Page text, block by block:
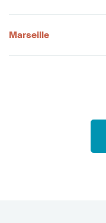
Marseille